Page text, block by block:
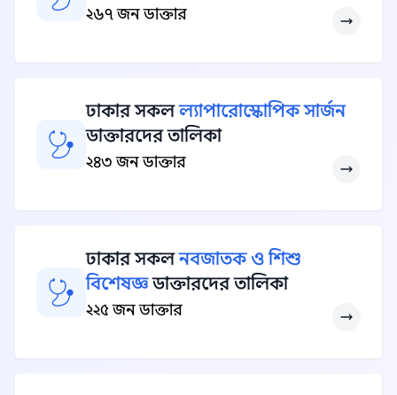
২৬৭ জন ডাক্তার
ঢাকার সকলল্যাপারোস্কোপিক সার্জন
ডাক্তারদের তালিকা
২৪৩ জন ডাক্তার
ঢাকার সকলনবজাতক ও শিশু
বিশেষজ্ঞডাক্তারদের তালিকা
২২৫ জন ডাক্তার